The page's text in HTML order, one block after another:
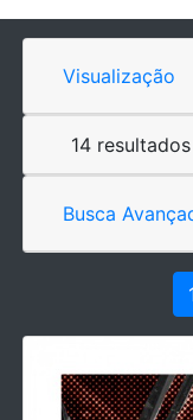
Visualização
14
Busca